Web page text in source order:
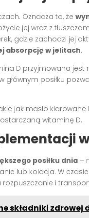
Oznacza to, że
jej wraz z
gdzie zachodzi jej
absorpcję w jelitach.
D przyjmowana jest
głównym posiłku
jak masło
witaminę D.
posiłku dnia –
lub kolacja. W
i
składniki zdrowej